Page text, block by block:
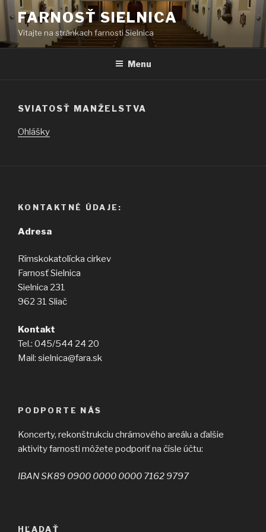
Prejsť
na
obsah
FARNOSŤ SIELNICA
Vitajte na stránkach farnosti Sielnica
Menu
SVIATOSŤ MANŽELSTVA
Ohlášky
KONTAKTNÉ ÚDAJE:
Adresa
Rímskokatolícka cirkev
Farnosť Sielnica
Sielnica 231
962 31 Sliač
Kontakt
Tel.: 045/544 24 20
Mail: sielnica@fara.sk
PODPORTE NÁS
Koncerty, rekonštrukciu chrámového areálu a ďalšie
aktivity farnosti môžete podporiť na čísle účtu:
IBAN SK89 0900 0000 0000 7162 9797
HĽADAŤ